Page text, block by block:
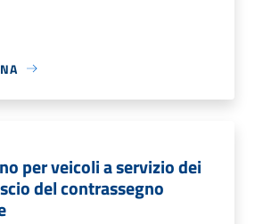
per veicoli a servizio dei
del contrassegno